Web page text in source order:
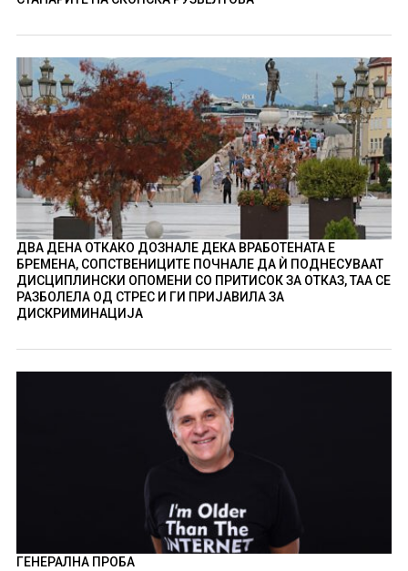
ДВА ДЕНА ОТКАКО ДОЗНАЛЕ ДЕКА ВРАБОТЕНАТА Е
БРЕМЕНА, СОПСТВЕНИЦИТЕ ПОЧНАЛЕ ДА Ѝ ПОДНЕСУВААТ
ДИСЦИПЛИНСКИ ОПОМЕНИ СО ПРИТИСОК ЗА ОТКАЗ, ТАА СЕ
РАЗБОЛЕЛА ОД СТРЕС И ГИ ПРИЈАВИЛА ЗА
ДИСКРИМИНАЦИЈА
ГЕНЕРАЛНА ПРОБА